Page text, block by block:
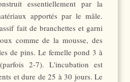
essentiellement par la
apportés par le mâle.
fait de branchettes et garni
comme de la mousse, des
de pins. Le femelle pond 3 à
2-7). L'incubation est
et dure de 25 à 30 jours. Le